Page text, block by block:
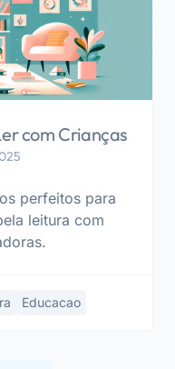
com Crianças
perfeitos para
leitura com
Educacao